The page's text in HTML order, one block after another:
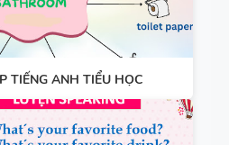
TIẾNG ANH TIỂU HỌC